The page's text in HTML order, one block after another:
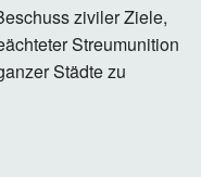
ziviler Ziele,
Streumunition
Städte zu